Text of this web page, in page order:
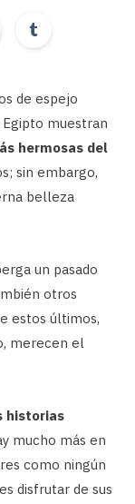
de espejo
muestran
hermosas del
sin embargo,
belleza
un pasado
otros
estos últimos,
merecen el
historias
mucho más en
como ningún
disfrutar de sus